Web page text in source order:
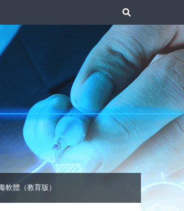
開
搜
尋
體（教育版）